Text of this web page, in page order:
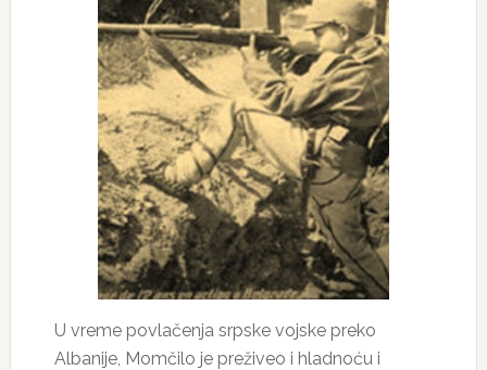
U vreme povlačenja srpske vojske preko
Albanije, Momčilo je preživeo i hladnoću i